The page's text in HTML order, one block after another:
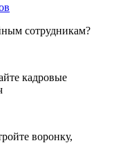
сотрудникам?
кадровые
воронку,